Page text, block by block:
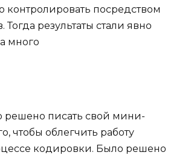
контролировать посредством
Тогда результаты стали явно
много
решено писать свой мини-
чтобы облегчить работу
кодировки. Было решено